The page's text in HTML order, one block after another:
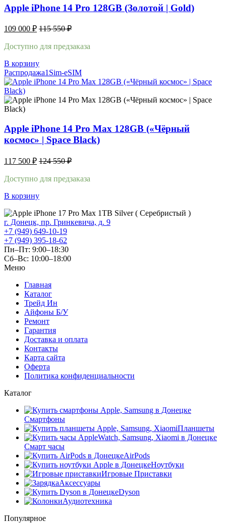
Apple iPhone 14 Pro 128GB (Золотой | Gold)
109 000 ₽ 115 550₽
Доступно для предзаказа
В корзину
Распродажа1Sim-eSIM
Apple iPhone 14 Pro Max 128GB («Чёрный
космос» | Space Black)
117 500 ₽ 124 550₽
Доступно для предзаказа
В корзину
г. Донецк, пр. Гринкевича, д. 9
+7 (949) 649-10-19
+7 (949) 395-18-62
Пн–Пт: 9:00–18:30
Сб–Вс: 10:00–18:00
Меню
Главная
Каталог
Трейд Ин
Айфоны Б/У
Ремонт
Гарантия
Доставка и оплата
Контакты
Карта сайта
Оферта
Политика конфиденциальности
Каталог
Смартфоны
Планшеты
Смарт часы
AirPods
Ноутбуки
Игровые Приставки
Аксессуары
Dyson
Аудиотехника
Популярное